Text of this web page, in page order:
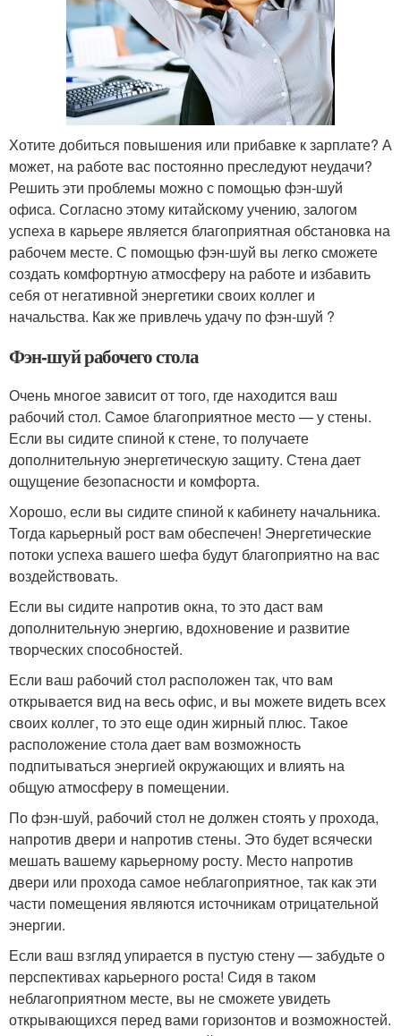
Хотите добиться повышения или прибавке к зарплате? А
может, на работе вас постоянно преследуют неудачи?
Решить эти проблемы можно с помощью фэн-шуй
офиса. Согласно этому китайскому учению, залогом
успеха в карьере является благоприятная обстановка на
рабочем месте. С помощью фэн-шуй вы легко сможете
создать комфортную атмосферу на работе и избавить
себя от негативной энергетики своих коллег и
начальства. Как же привлечь удачу по фэн-шуй ?
Фэн-шуй рабочего стола
Очень многое зависит от того, где находится ваш
рабочий стол. Самое благоприятное место — у стены.
Если вы сидите спиной к стене, то получаете
дополнительную энергетическую защиту. Стена дает
ощущение безопасности и комфорта.
Хорошо, если вы сидите спиной к кабинету начальника.
Тогда карьерный рост вам обеспечен! Энергетические
потоки успеха вашего шефа будут благоприятно на вас
воздействовать.
Если вы сидите напротив окна, то это даст вам
дополнительную энергию, вдохновение и развитие
творческих способностей.
Если ваш рабочий стол расположен так, что вам
открывается вид на весь офис, и вы можете видеть всех
своих коллег, то это еще один жирный плюс. Такое
расположение стола дает вам возможность
подпитываться энергией окружающих и влиять на
общую атмосферу в помещении.
По фэн-шуй, рабочий стол не должен стоять у прохода,
напротив двери и напротив стены. Это будет всячески
мешать вашему карьерному росту. Место напротив
двери или прохода самое неблагоприятное, так как эти
части помещения являются источникам отрицательной
энергии.
Если ваш взгляд упирается в пустую стену — забудьте о
перспективах карьерного роста! Сидя в таком
неблагоприятном месте, вы не сможете увидеть
открывающихся перед вами горизонтов и возможностей.